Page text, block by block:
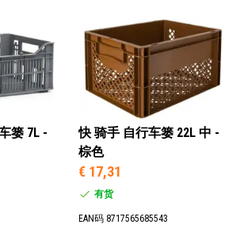
篓 7L -
快 骑手 自行车篓 22L 中 -
棕色
€ 17,31
有货
EAN码 8717565685543